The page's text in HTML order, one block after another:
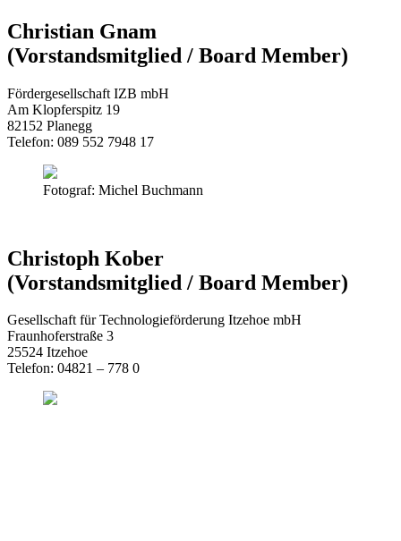
Christian Gnam
(Vorstandsmitglied / Board Member)
Fördergesellschaft IZB mbH
Am Klopferspitz 19
82152 Planegg
Telefon: 089 552 7948 17
Fotograf: Michel Buchmann
Christoph Kober
(Vorstandsmitglied / Board Member)
Gesellschaft für Technologieförderung Itzehoe mbH
Fraunhoferstraße 3
25524 Itzehoe
Telefon: 04821 – 778 0